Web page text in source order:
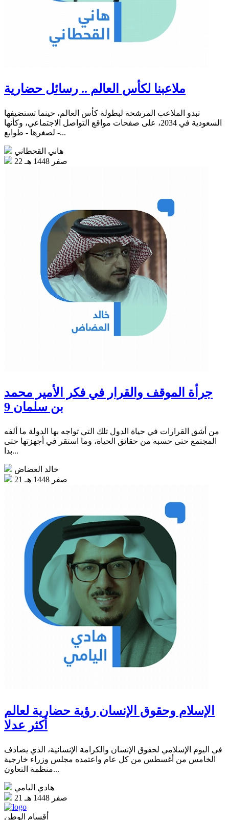
ملاعبنا لكأس العالم .. رسائل حضارية
تبدو الملاعب المرشحة لبطولة كأس العالم، حينما تستضيفها
السعودية في 2034، على صفحات مواقع التواصل الاجتماعي، وكأنها
- لصغرها - طوابع...
هاني القحطاني
22 صفر 1448 هـ
جرأة الموقف والقرار في فكر الأمير محمد
بن سلمان 9
من أشق القرارات في حياة الدول تلك التي تواجه بها الدولة ما ألفه
المجتمع حتى حسبه من حقائق الحياة، وما استقر في أجهزتها حتى
بدا...
خالد العضاض
21 صفر 1448 هـ
الإسلام وحقوق الإنسان رؤية حضارية لعالم
أكثر عدلا
في اليوم الإسلامي لحقوق الإنسان والكرامة الإنسانية، الذي يصادف
الخامس من أغسطس من كل عام واعتمده مجلس وزراء خارجية
منظمة التعاون...
هادي اليامي
21 صفر 1448 هـ
أقسام الوطن